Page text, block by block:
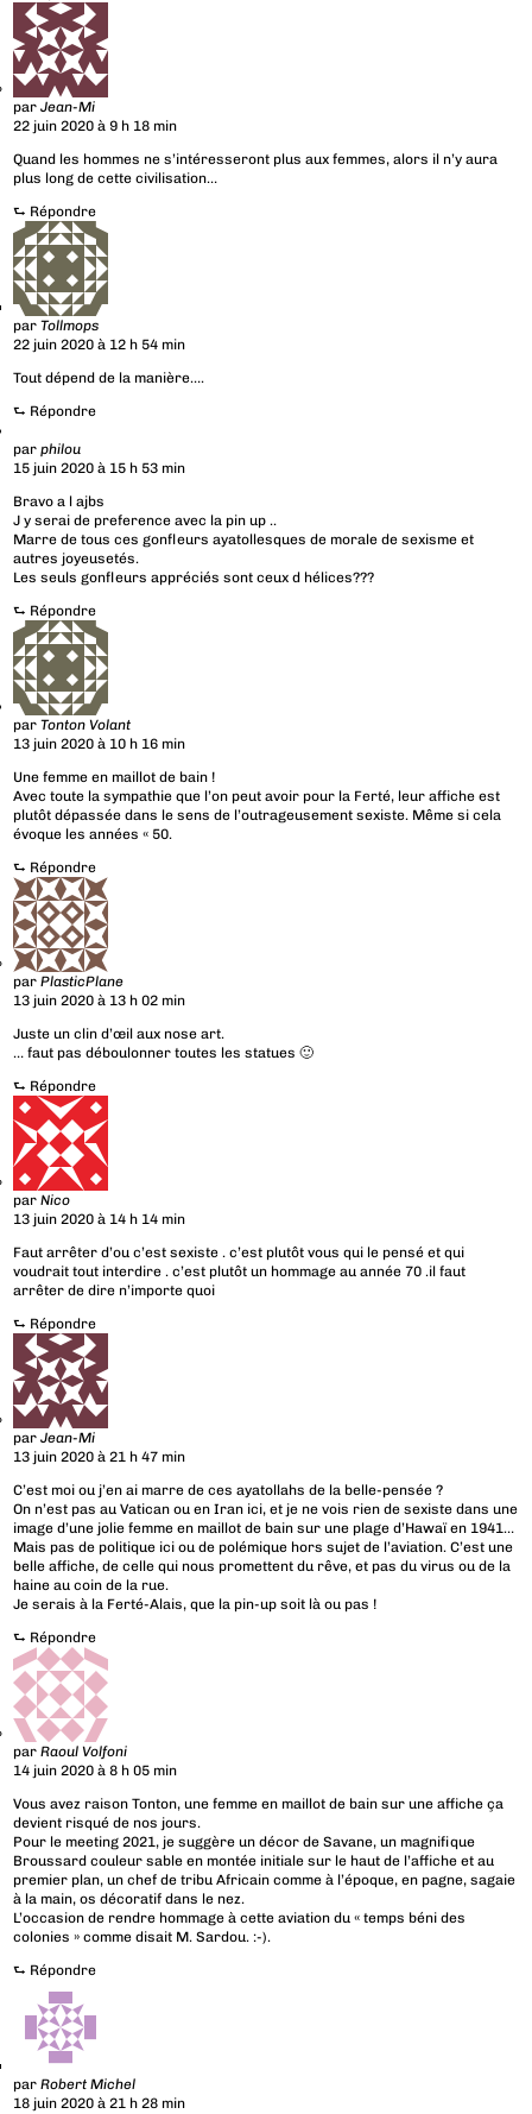
parJean-Mi
22 juin 2020 à 9 h 18 min
Quand les hommes ne s’intéresseront plus aux femmes, alors il n’y aura
plus long de cette civilisation…
⮑ Répondre
parTollmops
22 juin 2020 à 12 h 54 min
Tout dépend de la manière….
⮑ Répondre
parphilou
15 juin 2020 à 15 h 53 min
Bravo a l ajbs
J y serai de preference avec la pin up ..
Marre de tous ces gonfleurs ayatollesques de morale de sexisme et
autres joyeusetés.
Les seuls gonfleurs appréciés sont ceux d hélices???
⮑ Répondre
parTonton Volant
13 juin 2020 à 10 h 16 min
Une femme en maillot de bain !
Avec toute la sympathie que l’on peut avoir pour la Ferté, leur affiche est
plutôt dépassée dans le sens de l’outrageusement sexiste. Même si cela
évoque les années « 50.
⮑ Répondre
parPlasticPlane
13 juin 2020 à 13 h 02 min
Juste un clin d’œil aux nose art.
… faut pas déboulonner toutes les statues 🙂
⮑ Répondre
parNico
13 juin 2020 à 14 h 14 min
Faut arrêter d’ou c’est sexiste . c’est plutôt vous qui le pensé et qui
voudrait tout interdire . c’est plutôt un hommage au année 70 .il faut
arrêter de dire n’importe quoi
⮑ Répondre
parJean-Mi
13 juin 2020 à 21 h 47 min
C’est moi ou j’en ai marre de ces ayatollahs de la belle-pensée ?
On n’est pas au Vatican ou en Iran ici, et je ne vois rien de sexiste dans une
image d’une jolie femme en maillot de bain sur une plage d’Hawaï en 1941…
Mais pas de politique ici ou de polémique hors sujet de l’aviation. C’est une
belle affiche, de celle qui nous promettent du rêve, et pas du virus ou de la
haine au coin de la rue.
Je serais à la Ferté-Alais, que la pin-up soit là ou pas !
⮑ Répondre
parRaoul Volfoni
14 juin 2020 à 8 h 05 min
Vous avez raison Tonton, une femme en maillot de bain sur une affiche ça
devient risqué de nos jours.
Pour le meeting 2021, je suggère un décor de Savane, un magnifique
Broussard couleur sable en montée initiale sur le haut de l’affiche et au
premier plan, un chef de tribu Africain comme à l’époque, en pagne, sagaie
à la main, os décoratif dans le nez.
L’occasion de rendre hommage à cette aviation du « temps béni des
colonies » comme disait M. Sardou. :-).
⮑ Répondre
parRobert Michel
18 juin 2020 à 21 h 28 min